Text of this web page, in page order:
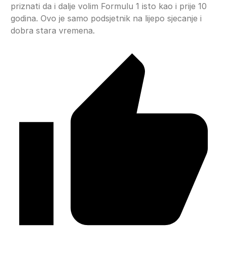
priznati da i dalje volim Formulu 1 isto kao i prije 10
godina. Ovo je samo podsjetnik na lijepo sjecanje i
dobra stara vremena.